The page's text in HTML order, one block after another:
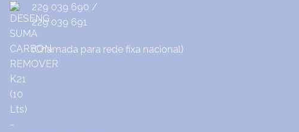
229 039 690 /
229 039 691
(Chamada para rede fixa nacional)